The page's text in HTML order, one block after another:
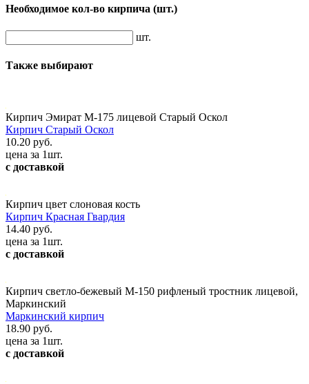
Необходимое кол-во кирпича (шт.)
шт.
Также выбирают
Кирпич Эмират М-175 лицевой Старый Оскол
Кирпич Старый Оскол
10.20 руб.
цена за 1шт.
с доставкой
Кирпич цвет слоновая кость
Кирпич Красная Гвардия
14.40 руб.
цена за 1шт.
с доставкой
Кирпич светло-бежевый М-150 рифленый тростник лицевой,
Маркинский
Маркинский кирпич
18.90 руб.
цена за 1шт.
с доставкой